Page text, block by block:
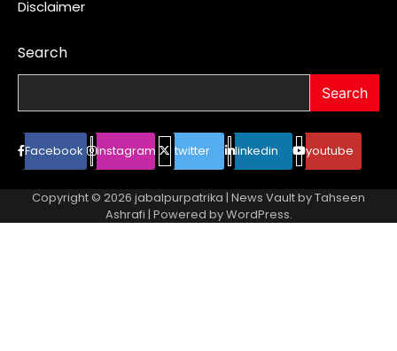
Disclaimer
Search
Search
Facebook instagram twitter linkedin youtube
Copyright © 2026 jabalpurpatrika | News Vault byTahseen
Ashrafi | Powered byWordPress.